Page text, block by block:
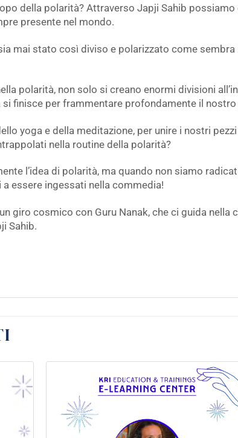
della polarità? Attraverso Japji Sahib
presente nel mondo.
mai stato così diviso e polarizzato come
polarità, non solo si creano enormi divisioni
si finisce per frammentare profondamente il nostro
yoga e della meditazione, per unire i nostri
nella routine della polarità?
l’idea di polarità, ma quando non siamo
essere ingessati nella commedia!
giro cosmico con Guru Nanak, che ci guida nella
Sahib.